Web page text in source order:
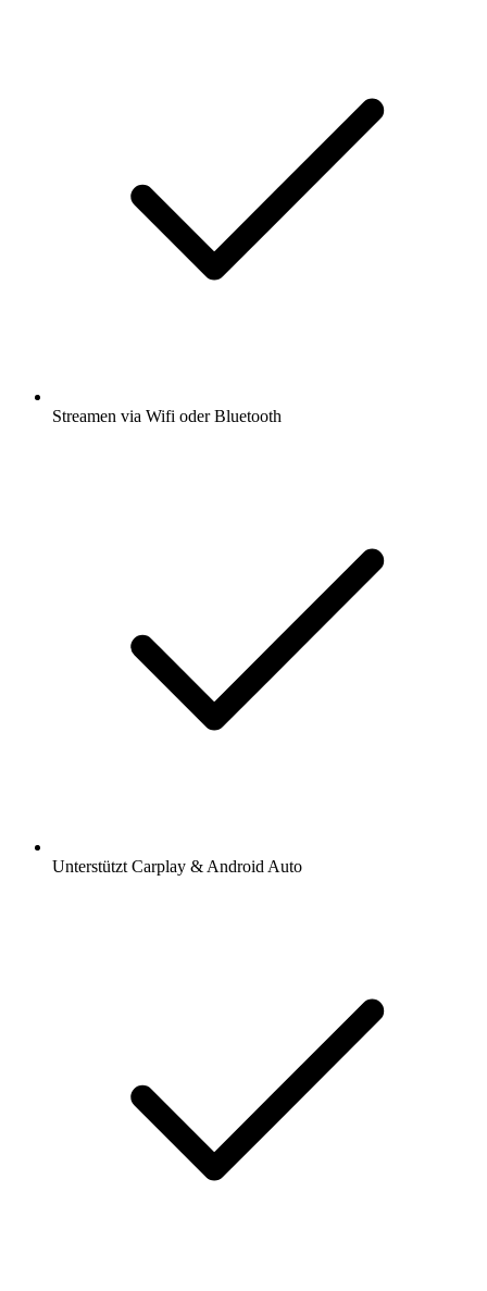
Streamen via Wifi oder Bluetooth
Unterstützt Carplay & Android Auto